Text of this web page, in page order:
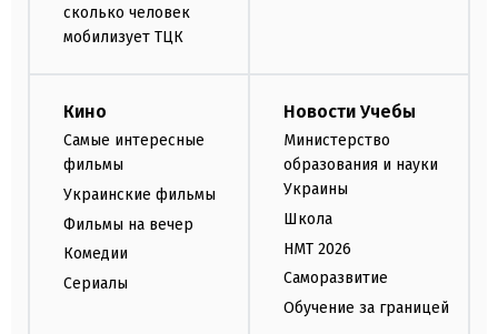
сколько человек
мобилизует ТЦК
Кино
Самые интересные
фильмы
Украинские фильмы
Фильмы на вечер
Комедии
Сериалы
Новости Учебы
Министерство
образования и науки
Украины
Школа
НМТ 2026
Саморазвитие
Обучение за границей